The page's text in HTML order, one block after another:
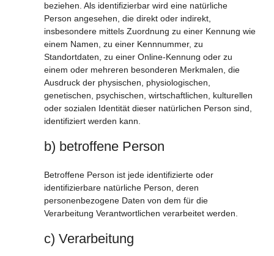
beziehen. Als identifizierbar wird eine natürliche
Person angesehen, die direkt oder indirekt,
insbesondere mittels Zuordnung zu einer Kennung wie
einem Namen, zu einer Kennnummer, zu
Standortdaten, zu einer Online-Kennung oder zu
einem oder mehreren besonderen Merkmalen, die
Ausdruck der physischen, physiologischen,
genetischen, psychischen, wirtschaftlichen, kulturellen
oder sozialen Identität dieser natürlichen Person sind,
identifiziert werden kann.
b) betroffene Person
Betroffene Person ist jede identifizierte oder
identifizierbare natürliche Person, deren
personenbezogene Daten von dem für die
Verarbeitung Verantwortlichen verarbeitet werden.
c) Verarbeitung